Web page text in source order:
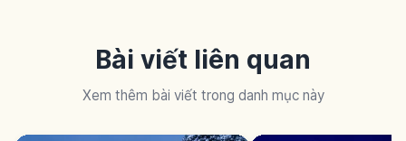
Bài viết liên quan
Xem thêm bài viết trong danh mục này